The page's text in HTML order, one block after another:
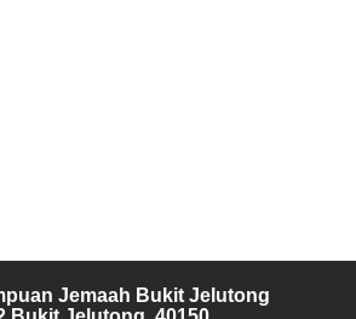
Jemaah Bukit Jelutong